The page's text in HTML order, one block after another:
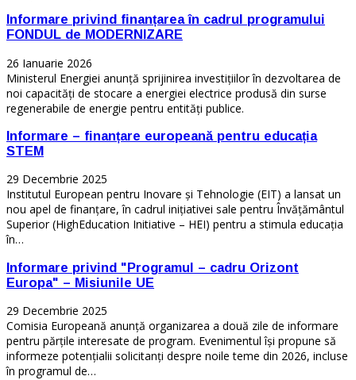
Informare privind finanțarea în cadrul programului
FONDUL de MODERNIZARE
26 Ianuarie 2026
Ministerul Energiei anunță sprijinirea investițiilor în dezvoltarea de
noi capacități de stocare a energiei electrice produsă din surse
regenerabile de energie pentru entități publice.
Informare – finanțare europeană pentru educația
STEM
29 Decembrie 2025
Institutul European pentru Inovare și Tehnologie (EIT) a lansat un
nou apel de finanțare, în cadrul inițiativei sale pentru Învățământul
Superior (HighEducation Initiative – HEI) pentru a stimula educația
în…
Informare privind "Programul – cadru Orizont
Europa" – Misiunile UE
29 Decembrie 2025
Comisia Europeană anunță organizarea a două zile de informare
pentru părțile interesate de program. Evenimentul își propune să
informeze potențialii solicitanți despre noile teme din 2026, incluse
în programul de…